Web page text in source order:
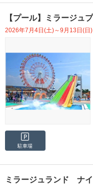
【プール】ミラージュ
2026年7月4日(土)～9月13日(日)
駐車場
ミラージュランド ナ